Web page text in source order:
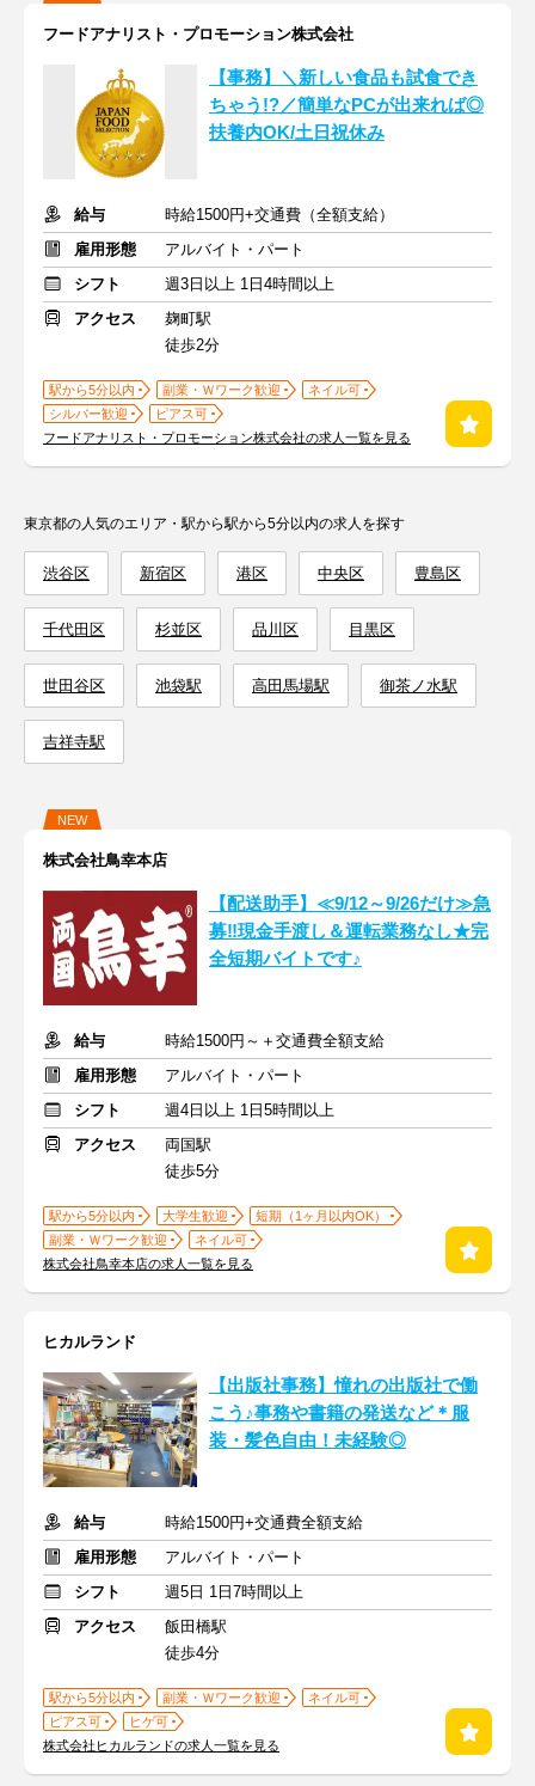
フードアナリスト・プロモーション株式会社
【事務】＼新しい食品も試食でき
ちゃう!?／簡単なPCが出来れば◎
扶養内OK/土日祝休み
給与
時給1500円+交通費（全額支給）
雇用形態
アルバイト・パート
シフト
週3日以上 1日4時間以上
アクセス
麹町駅
徒歩2分
駅から5分以内 副業・Ｗワーク歓迎
ネイル可
シルバー歓迎
ピアス可
フードアナリスト・プロモーション株式会社の求人一覧を見る
東京都の人気のエリア・駅から駅から5分以内の求人を探す
渋谷区 新宿区 港区 中央区 豊島区
千代田区 杉並区 品川区 目黒区
世田谷区 池袋駅 高田馬場駅 御茶ノ水駅
吉祥寺駅
NEW
株式会社鳥幸本店
【配送助手】≪9/12～9/26だけ≫急
募‼現金手渡し＆運転業務なし★完
全短期バイトです♪
給与
時給1500円～＋交通費全額支給
雇用形態
アルバイト・パート
シフト
週4日以上 1日5時間以上
アクセス
両国駅
徒歩5分
駅から5分以内 大学生歓迎
短期（1ヶ月以内OK）
副業・Ｗワーク歓迎
ネイル可
株式会社鳥幸本店の求人一覧を見る
ヒカルランド
【出版社事務】憧れの出版社で働
こう♪事務や書籍の発送など＊服
装・髪色自由！未経験◎
給与
時給1500円+交通費全額支給
雇用形態
アルバイト・パート
シフト
週5日 1日7時間以上
アクセス
飯田橋駅
徒歩4分
駅から5分以内 副業・Ｗワーク歓迎
ネイル可
ピアス可
ヒゲ可
株式会社ヒカルランドの求人一覧を見る